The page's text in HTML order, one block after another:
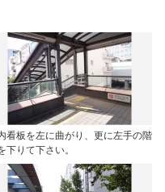
看板を左に曲がり、更に左手の階
下りて下さい。